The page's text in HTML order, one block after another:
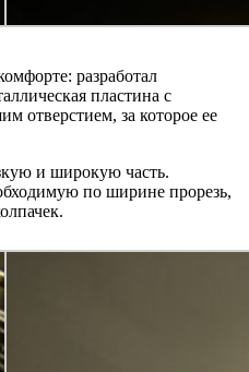
разработал
пластина с
отверстием, за которое ее
и широкую часть.
по ширине прорезь,